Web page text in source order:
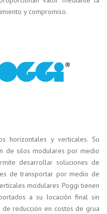
y compromiso.
horizontales y verticales. Su
de silos modulares por medio
desarrollar soluciones de
de transportar por medio de
modulares Poggi tienen
a su locación final sin
reducción en costos de grua